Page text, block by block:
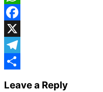
WhatsApp
Facebook
X
Telegram
Leave a Reply